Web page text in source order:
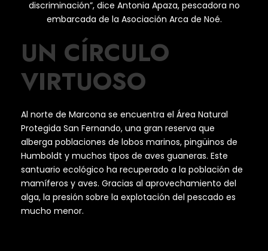
discriminación”, dice Antonia Apaza, pescadora no
embarcada de la Asociación Arca de Noé.
UN CÍRCULO
VIRTUOSO
Al norte de Marcona se encuentra el Área Natural
Protegida San Fernando, una gran reserva que
alberga poblaciones de lobos marinos, pingüinos de
Humboldt y muchos tipos de aves guaneras. Este
santuario ecológico ha recuperado a la población de
mamíferos y aves. Gracias al aprovechamiento del
alga, la presión sobre la explotación del pescado es
mucho menor.